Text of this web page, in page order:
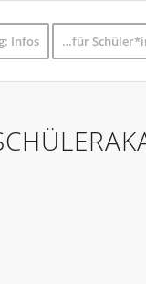
Infos …für